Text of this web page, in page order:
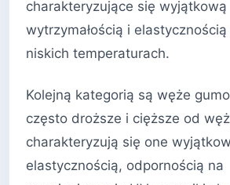
charakteryzujące się wyjątkową
wytrzymałością i
niskich temperaturach.
Kolejną kategorią są węże
często droższe i cięższe od
charakteryzują się one
elastycznością, odpornością na